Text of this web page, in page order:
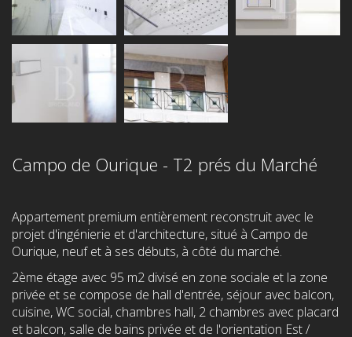
Campo de Ourique - T2 prés du Marché
Appartement premium entièrement reconstruit avec le
projet d'ingénierie et d'architecture, situé à Campo de
Ourique, neuf et à ses débuts, à côté du marché.
2ème étage avec 95 m2 divisé en zone sociale et la zone
privée et se compose de hall d'entrée, séjour avec balcon,
cuisine, WC social, chambres hall, 2 chambres avec placard
et balcon, salle de bains privée et de l'orientation Est /